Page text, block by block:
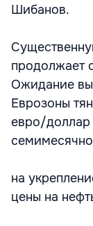
Шибанов.
продолжает
Ожидание
Еврозоны
евро/доллар
на
цены на